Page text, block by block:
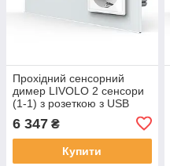
Прохідний сенсорний
димер LIVOLO 2 сенсори
(1-1) з розеткою з USB
Type-C 18Вт, білий скло,
заземлення
6 347 ₴
Купити